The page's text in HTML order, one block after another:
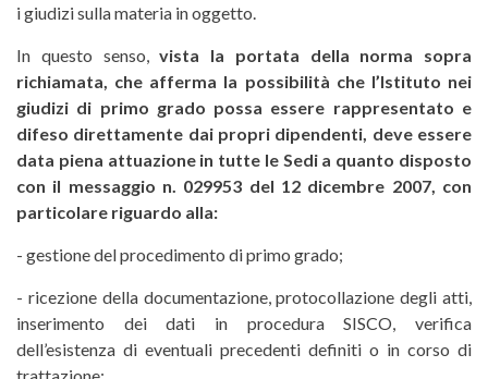
i giudizi sulla materia in oggetto.
In questo senso,vista la portata della norma sopra
richiamata, che afferma la possibilità che l’Istituto nei
giudizi di primo grado possa essere rappresentato e
difeso direttamente dai propri dipendenti, deve essere
data piena attuazione in tutte le Sedi a quanto disposto
con il messaggio n. 029953 del 12 dicembre 2007, con
particolare riguardo alla:
- gestione del procedimento di primo grado;
- ricezione della documentazione, protocollazione degli atti,
inserimento dei dati in procedura SISCO, verifica
dell’esistenza di eventuali precedenti definiti o in corso di
trattazione;